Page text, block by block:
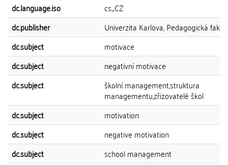
dc.language.iso
cs_CZ
dc.publisher
Univerzita Karlova, Pedagogická
dc.subject
motivace
dc.subject
negativní motivace
dc.subject
školní management,struktura
managementu,zřizovatelé škol
dc.subject
motivation
dc.subject
negative motivation
dc.subject
school management